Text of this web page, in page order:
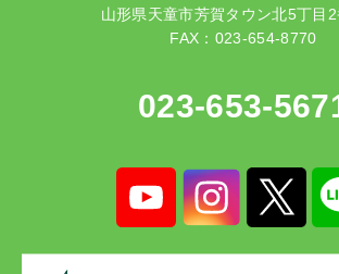
山形県天童市芳賀タウン北5丁目
FAX：023-654-8770
023-653-